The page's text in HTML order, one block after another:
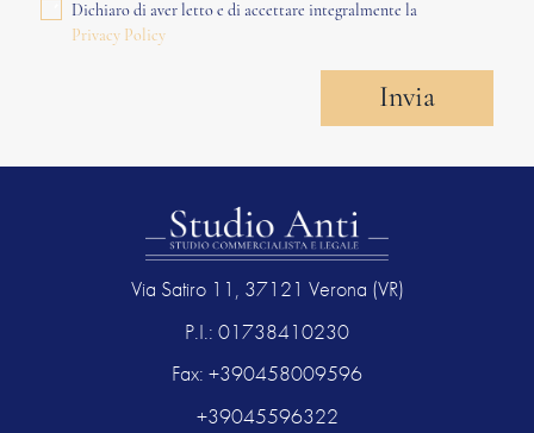
Dichiaro di aver letto e di accettare integralmente la
Privacy Policy
Invia
Via Satiro 11, 37121 Verona (VR)
P.I.: 01738410230
Fax: +390458009596
+39045596322